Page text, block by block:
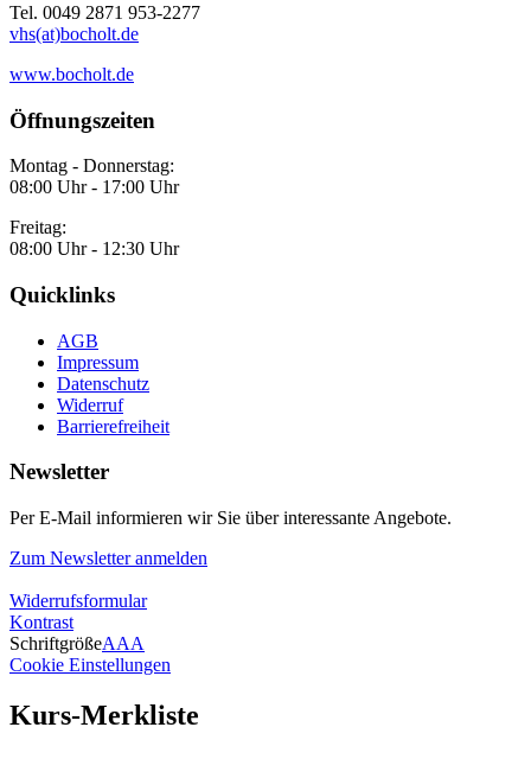
Tel. 0049 2871 953-2277
vhs(at)bocholt.de
www.bocholt.de
Öffnungszeiten
Montag - Donnerstag:
08:00 Uhr - 17:00 Uhr
Freitag:
08:00 Uhr - 12:30 Uhr
Quicklinks
AGB
Impressum
Datenschutz
Widerruf
Barrierefreiheit
Newsletter
Per E-Mail informieren wir Sie über interessante Angebote.
Zum Newsletter anmelden
Widerrufsformular
Kontrast
SchriftgrößeAAA
Cookie Einstellungen
Kurs-Merkliste